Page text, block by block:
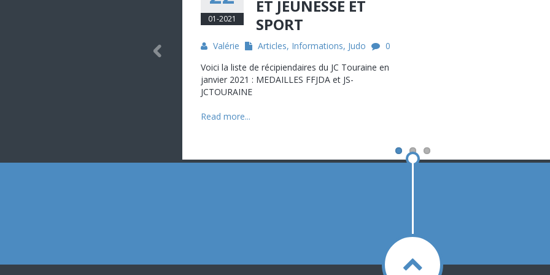
01-2021
ET JEUNESSE ET
SPORT
Valérie Articles, Informations, Judo
0
Voici la liste de récipiendaires du JC Touraine en
janvier 2021 : MEDAILLES FFJDA et JS-
JCTOURAINE
Read more...